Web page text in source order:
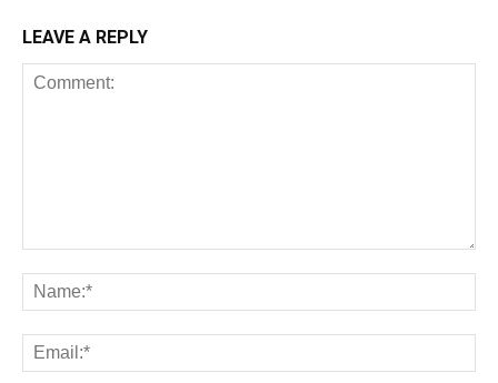
LEAVE A REPLY